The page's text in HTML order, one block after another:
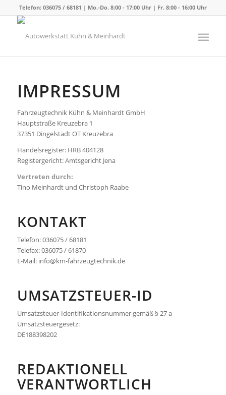
Telefon: 036075 / 68181 | Mo.-Do. 8:00 - 17:00 Uhr | Fr. 8:00 - 16:00 Uhr
IMPRESSUM
Fahrzeugtechnik Kühn & Meinhardt GmbH
Hauptstraße Kreuzebra 1
37351 Dingelstädt OT Kreuzebra
Handelsregister: HRB 404128
Registergericht: Amtsgericht Jena
Vertreten durch:
Tino Meinhardt und Christoph Raabe
KONTAKT
Telefon: 036075 / 68181
Telefax: 036075 / 61870
E-Mail: info@km-fahrzeugtechnik.de
UMSATZSTEUER-ID
Umsatzsteuer-Identifikationsnummer gemäß § 27 a
Umsatzsteuergesetz:
DE188398202
REDAKTIONELL
VERANTWORTLICH